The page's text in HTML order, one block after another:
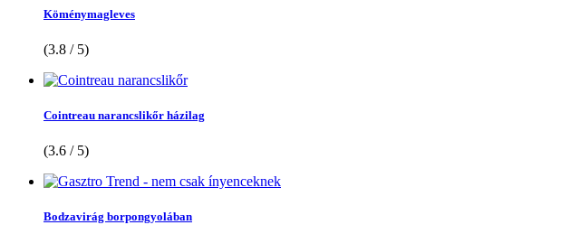
Köménymagleves
(3.8 / 5)
Cointreau narancslikőr házilag
(3.6 / 5)
Bodzavirág borpongyolában